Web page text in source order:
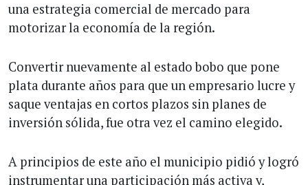
una estrategia comercial de mercado para
motorizar la economía de la región.
Convertir nuevamente al estado bobo que pone
plata durante años para que un empresario lucre y
saque ventajas en cortos plazos sin planes de
inversión sólida, fue otra vez el camino elegido.
A principios de este año el municipio pidió y logró
instrumentar una participación más activa y,